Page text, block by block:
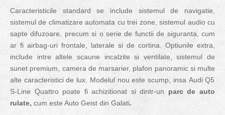
Caracteristicile standard seinclude sistemul de navigatie,
sistemul de climatizare automata cu trei zone, sistemul audio cu
sapte difuzoare, precum si o serie de functii de siguranta, cum
ar fi airbag-uri frontale, laterale si de cortina.
Optiunile extra,
include intre altele scaune incalzite si ventilate, sistemul de
sunet premium, camera de marsarier, plafon panoramicsi multe
alte caracteristici de lux.
Modelul nou este scump, insaAudi Q5
S-Line Quattro poate fi achizitionat si dintr-un parcdeauto
rulate, cum este Auto Geist din Galati.